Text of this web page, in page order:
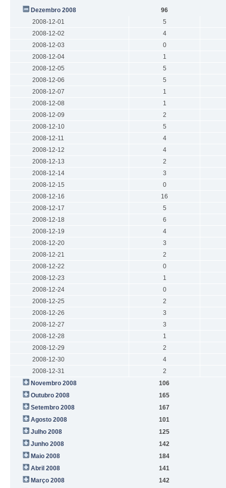
Dezembro 2008
96
2008-12-01
5
2008-12-02
4
2008-12-03
0
2008-12-04
1
2008-12-05
5
2008-12-06
5
2008-12-07
1
2008-12-08
1
2008-12-09
2
2008-12-10
5
2008-12-11
4
2008-12-12
4
2008-12-13
2
2008-12-14
3
2008-12-15
0
2008-12-16
16
2008-12-17
5
2008-12-18
6
2008-12-19
4
2008-12-20
3
2008-12-21
2
2008-12-22
0
2008-12-23
1
2008-12-24
0
2008-12-25
2
2008-12-26
3
2008-12-27
3
2008-12-28
1
2008-12-29
2
2008-12-30
4
2008-12-31
2
Novembro 2008
106
Outubro 2008
165
Setembro 2008
167
Agosto 2008
101
Julho 2008
125
Junho 2008
142
Maio 2008
184
Abril 2008
141
Março 2008
142